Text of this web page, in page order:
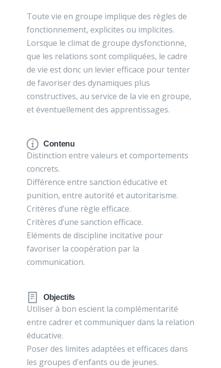
Toute vie en groupe implique des règles de
fonctionnement, explicites ou implicites.
Lorsque le climat de groupe dysfonctionne,
que les relations sont compliquées, le cadre
de vie est donc un levier efficace pour tenter
de favoriser des dynamiques plus
constructives, au service de la vie en groupe,
et éventuellement des apprentissages.
Contenu
Distinction entre valeurs et comportements
concrets.
Différence entre sanction éducative et
punition, entre autorité et autoritarisme.
Critères d’une règle efficace.
Critères d’une sanction efficace.
Eléments de discipline incitative pour
favoriser la coopération par la
communication.
Objectifs
Utiliser à bon escient la complémentarité
entre cadrer et communiquer dans la relation
éducative.
Poser des limites adaptées et efficaces dans
les groupes d'enfants ou de jeunes.